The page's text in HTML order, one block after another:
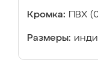
Кромка: ПВХ
Размеры: